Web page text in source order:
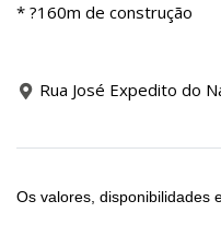
* ?160m de construção
Rua José Expedito do
Os valores, disponibilidades